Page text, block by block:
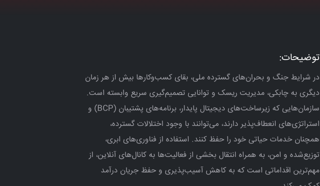
توضیحات:
در شرایط جنگ و بحران‌های گسترده ملی، بقای کسب‌وکارها بیش از هر زمان
دیگری به چابکی، مدیریت ریسک و توانایی تصمیم‌گیری سریع وابسته است.
سازمان‌هایی که زیرساخت‌های دیجیتال پایدار، برنامه‌های پشتیبان (BCP) و
استراتژی‌های انعطاف‌پذیر دارند، می‌توانند با وجود اختلالات گسترده،
همچنان خدمات حیاتی خود را حفظ کنند. استفاده از فناوری‌های ابری،
توزیع‌شده و امن، به همراه انتقال بخشی از فعالیت‌ها به کانال‌های آنلاین، از
مهم‌ترین اقداماتی است که به کاهش آسیب‌پذیری و حفظ جریان درآمد